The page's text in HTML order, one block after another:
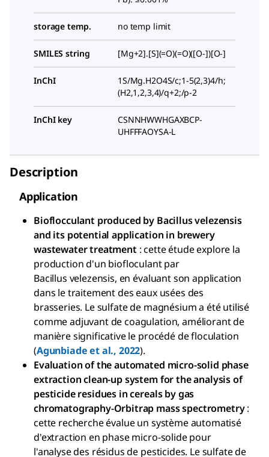
storage temp. no temp limit
SMILES string [Mg+2].[S](=O)(=O)([O-])[O-]
InChI
1S/Mg.H2O4S/c;1-5(2,3)4/h;
(H2,1,2,3,4)/q+2;/p-2
InChI key
CSNNHWWHGAXBCP-
UHFFFAOYSA-L
Description
Application
Bioflocculant produced by Bacillus velezensis
and its potential application in brewery
wastewater treatment : cette étude explore la
production d'un biofloculant par
Bacillus velezensis, en évaluant son application
dans le traitement des eaux usées des
brasseries. Le sulfate de magnésium a été utilisé
comme adjuvant de coagulation, améliorant de
manière significative le procédé de floculation
(Agunbiade et al., 2022).
Evaluation of the automated micro-solid phase
extraction clean-up system for the analysis of
pesticide residues in cereals by gas
chromatography-Orbitrap mass spectrometry:
cette recherche évalue un système automatisé
d'extraction en phase micro-solide pour
l'analyse des résidus de pesticides. Le sulfate de